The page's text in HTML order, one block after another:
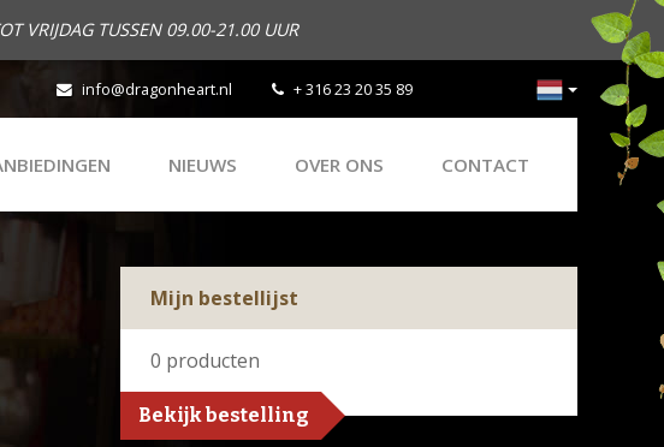
VRIJDAG TUSSEN 09.00-21.00 UUR
info@dragonheart.nl + 316 23 20 35 89
NIEUWS OVER ONS CONTACT
Mijn bestellijst
0 producten
Bekijk bestelling